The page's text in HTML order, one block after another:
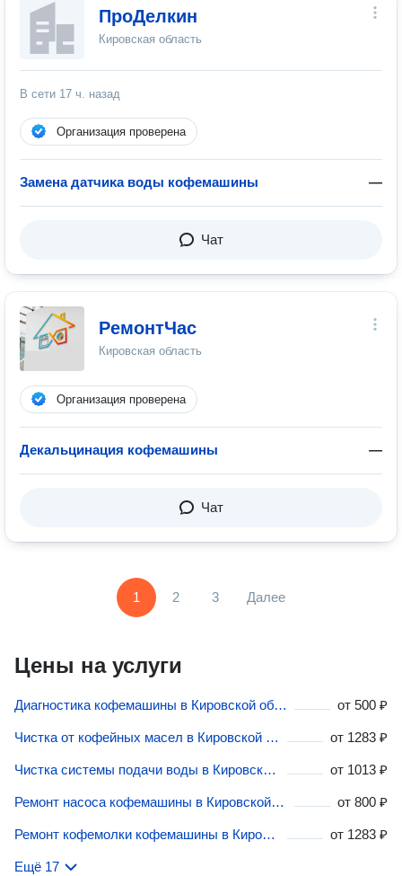
ПроДелкин
Кировская область
В сети 17 ч. назад
Организация проверена
Замена датчиĸа воды кофемашины —
Чат
РемонтЧас
Кировская область
Организация проверена
Декальцинация кофемашины —
Чат
1 2 3 Далее
Цены на услуги
Диагностика кофемашины в Кировской области от 500 ₽
Чистка от кофейных масел в Кировской области от 1283 ₽
Чистка системы подачи воды в Кировской области от 1013 ₽
Ремонт насоса кофемашины в Кировской области от 800 ₽
Ремонт кофемолки кофемашины в Кировской области от 1283 ₽
Ещё 17